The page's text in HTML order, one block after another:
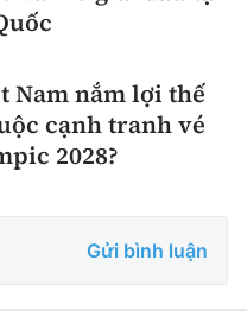
Nam nắm lợi thế
cạnh tranh vé
2028?
Gửi bình luận